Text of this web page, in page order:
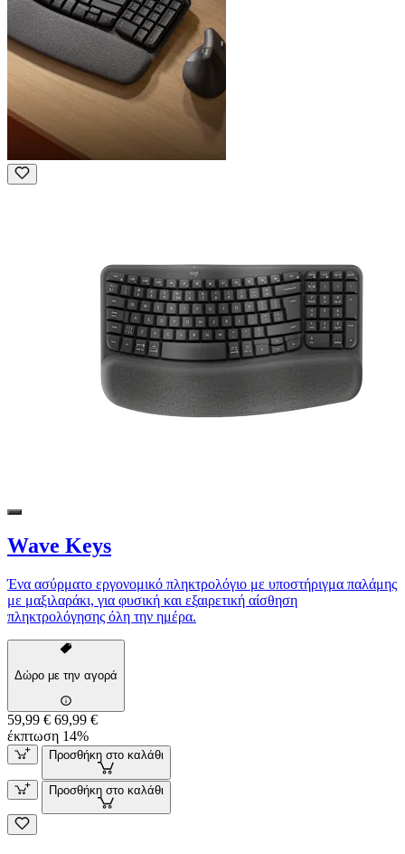
Wave Keys
Ένα ασύρματο εργονομικό πληκτρολόγιο με υποστήριγμα παλάμης
με μαξιλαράκι, για φυσική και εξαιρετική αίσθηση
πληκτρολόγησης όλη την ημέρα.
Δώρο με την αγορά
59,99 € 69,99 €
έκπτωση 14%
Προσθήκη στο καλάθι
Προσθήκη στο καλάθι